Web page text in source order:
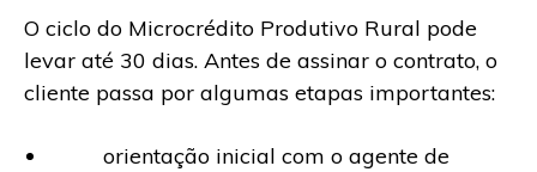
O ciclo do Microcrédito Produtivo Rural pode
levar até 30 dias. Antes de assinar o contrato, o
cliente passa por algumas etapas importantes:
orientação inicial com o agente de